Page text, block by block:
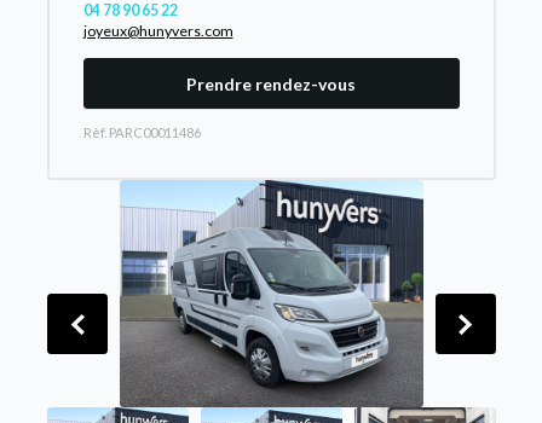
04 78 90 65 22
joyeux@hunyvers.com
Prendre rendez-vous
Rèf. PARC00011486